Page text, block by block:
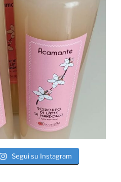
Segui su Instagram